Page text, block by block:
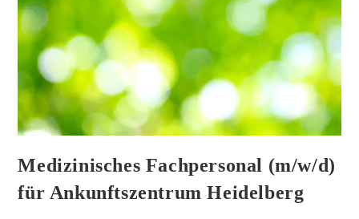
Medizinisches Fachpersonal (m/w/d)
für Ankunftszentrum Heidelberg